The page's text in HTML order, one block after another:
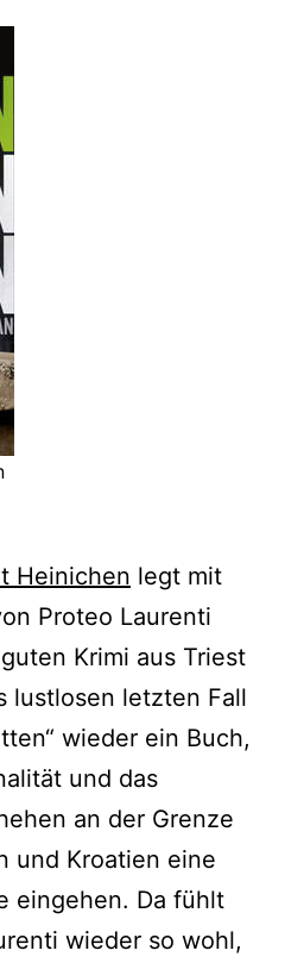
Heinichen legt mit
Proteo Laurenti
Krimi aus Triest
lustlosen letzten Fall
wieder ein Buch,
und das
an der Grenze
und Kroatien eine
eingehen. Da fühlt
wieder so wohl,